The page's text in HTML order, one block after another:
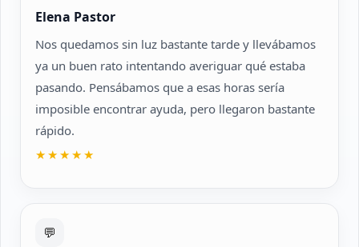
Elena Pastor
Nos quedamos sin luz bastante tarde y llevábamos
ya un buen rato intentando averiguar qué estaba
pasando. Pensábamos que a esas horas sería
imposible encontrar ayuda, pero llegaron bastante
rápido.
★★★★★
💬